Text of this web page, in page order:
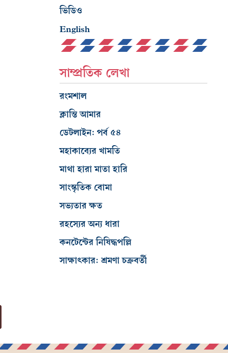
ভিডিও
English
সাম্প্রতিক লেখা
রংমশাল
ক্লান্তি আমার
ডেটলাইন: পর্ব ৫৪
মহাকাব্যের খামতি
মাথা হারা মাতা হারি
সাংস্কৃতিক বোমা
সভ্যতার ক্ষত
রহস্যের অন্য ধারা
কনটেন্টের নিষিদ্ধপল্লি
সাক্ষাৎকার: শ্রমণা চক্রবর্তী